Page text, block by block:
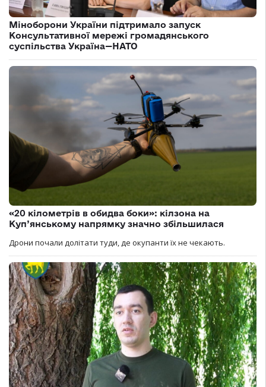
Міноборони України підтримало запуск
Консультативної мережі громадянського
суспільства Україна—НАТО
«20 кілометрів в обидва боки»: кілзона на
Куп’янському напрямку значно збільшилася
Дрони почали долітати туди, де окупанти їх не чекають.